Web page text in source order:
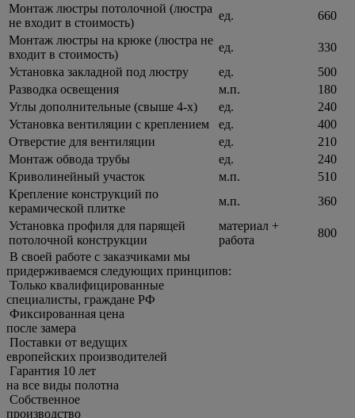
Монтаж люстры потолочной (люстра
не входит в стоимость)
ед.
660
Монтаж люстры на крюке (люстра не
входит в стоимость)
ед.
330
Установка закладной под люстру
ед.
500
Разводка освещения
м.п.
180
Углы дополнительные (свыше 4-х)
ед.
240
Установка вентиляции с креплением
ед.
400
Отверстие для вентиляции
ед.
210
Монтаж обвода трубы
ед.
240
Криволинейный участок
м.п.
510
Крепление конструкций по
керамической плитке
м.п.
360
Установка профиля для парящей
потолочной конструкции
материал +
работа
800
В своей работе с заказчиками мы
придерживаемcя следующих принципов:
Только квалифицированные
специалисты, граждане РФ
Фиксированная цена
после замера
Поставки от ведущих
европейских производителей
Гарантия 10 лет
на все виды полотна
Собственное
производство